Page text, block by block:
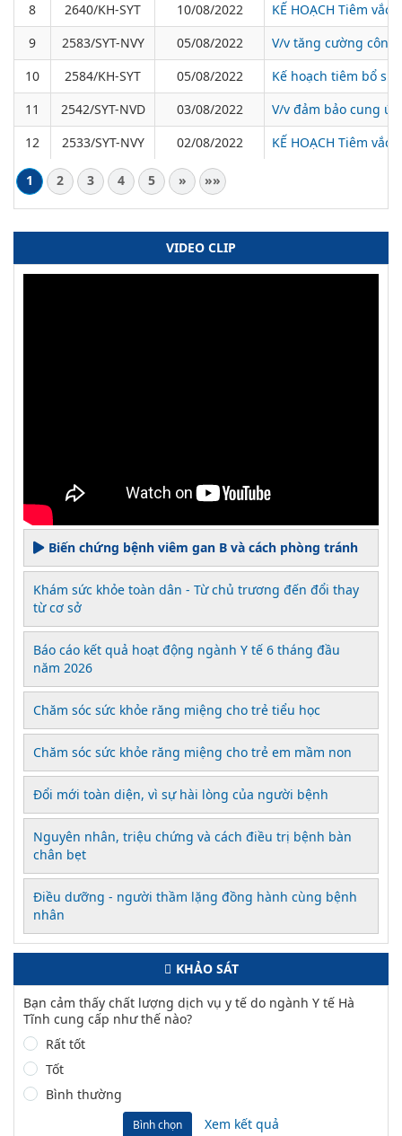
8 2640/KH-SYT 10/08/2022
KẾ HOẠCH Tiêm
9
2583/SYT-NVY 05/08/2022
V/v tăng cường
10
2584/KH-SYT 05/08/2022
Kế hoạch tiêm bổ
11
2542/SYT-NVD 03/08/2022
V/v đảm bảo cung
12
2533/SYT-NVY 02/08/2022 KẾ HOẠCH Tiêm
1 2 3 4 5 » »»
VIDEO CLIP
Biến chứng bệnh viêm gan B và cách phòng tránh
Khám sức khỏe toàn dân - Từ chủ trương đến đổi thay
từ cơ sở
Báo cáo kết quả hoạt động ngành Y tế 6 tháng đầu
năm 2026
Chăm sóc sức khỏe răng miệng cho trẻ tiểu học
Chăm sóc sức khỏe răng miệng cho trẻ em mầm non
Đổi mới toàn diện, vì sự hài lòng của người bệnh
Nguyên nhân, triệu chứng và cách điều trị bệnh bàn
chân bẹt
Điều dưỡng - người thầm lặng đồng hành cùng bệnh
nhân
KHẢO SÁT
Bạn cảm thấy chất lượng dịch vụ y tế do ngành Y tế Hà
Tĩnh cung cấp như thế nào?
Rất tốt
Tốt
Bình thường
Bình chọn Xem kết quả